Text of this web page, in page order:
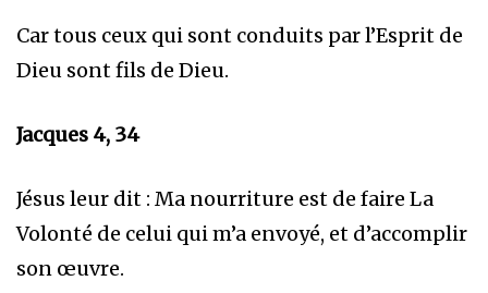
Car tous ceux qui sont conduits par l’Esprit de
Dieu sont fils de Dieu.
Jacques 4, 34
Jésus leur dit : Ma nourriture est de faire La
Volonté de celui qui m’a envoyé, et d’accomplir
son œuvre.